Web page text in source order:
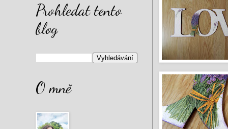
Prohledat tento
blog
O mně